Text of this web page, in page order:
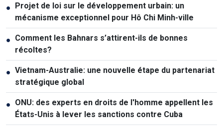
● Projet de loi sur le développement urbain: un
mécanisme exceptionnel pour Hô Chi Minh-ville
● Comment les Bahnars s’attirent-ils de bonnes
récoltes?
● Vietnam-Australie: une nouvelle étape du partenariat
stratégique global
● ONU: des experts en droits de l'homme appellent les
États-Unis à lever les sanctions contre Cuba